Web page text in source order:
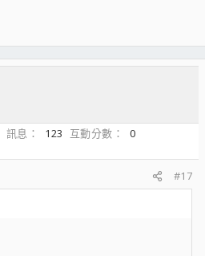
訊息 123 互動分數
0
#17